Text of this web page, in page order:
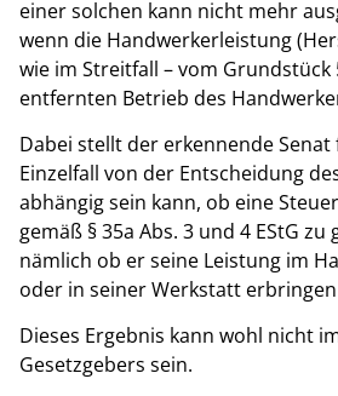
einer solchen kann nicht mehr
wenn die Handwerkerleistung
wie im Streitfall – vom Grundstück
entfernten Betrieb des
Dabei stellt der erkennende Senat
Einzelfall von der Entscheidung
abhängig sein kann, ob eine
gemäß § 35a Abs. 3 und 4 EStG zu
nämlich ob er seine Leistung im
oder in seiner Werkstatt
Dieses Ergebnis kann wohl nicht
Gesetzgebers sein.